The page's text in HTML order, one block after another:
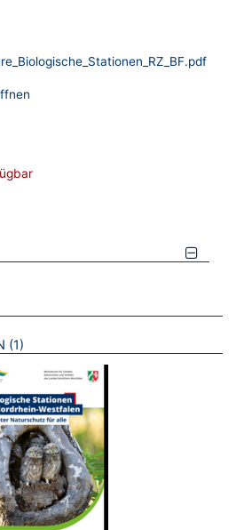
ODER ZULETZT ANGESEHENE
1 BROSCHÜREN